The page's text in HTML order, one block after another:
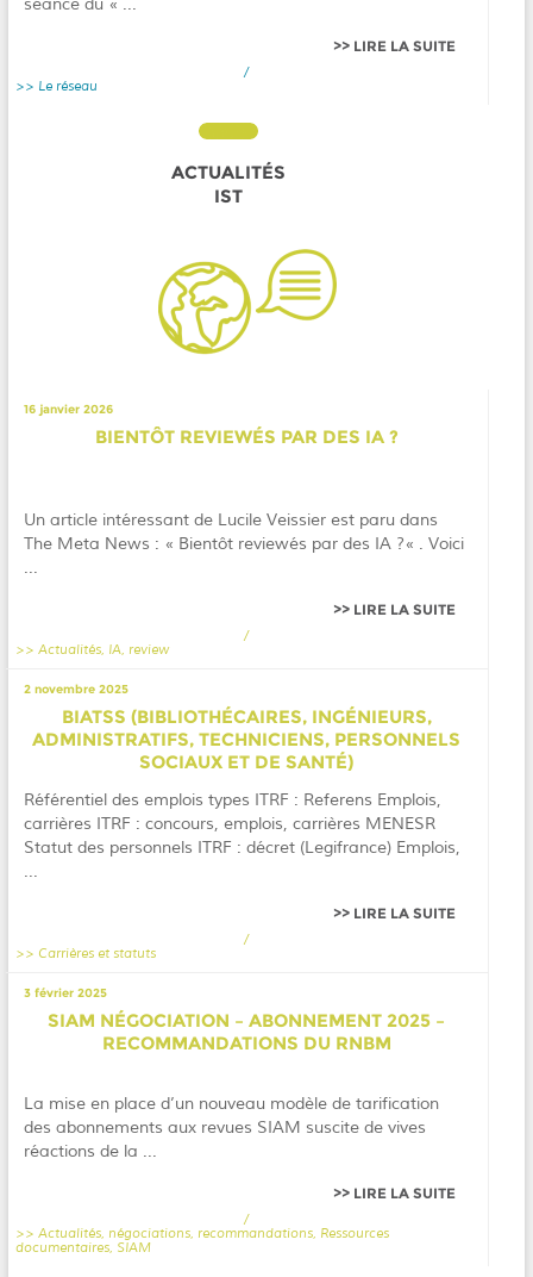
LIRE LA SUITE
/
Le réseau
ACTUALITÉS
IST
BIENTÔT REVIEWÉS PAR DES IA ?
Un article intéressant de Lucile Veissier est paru dans
The Meta News : « Bientôt reviewés par des IA ?« . Voici
...
LIRE LA SUITE
16 janvier 2026
/
Actualités, IA review
BIATSS (BIBLIOTHÉCAIRES, INGÉNIEURS,
ADMINISTRATIFS, TECHNICIENS, PERSONNELS
SOCIAUX ET DE SANTÉ)
Référentiel des emplois types ITRF : Referens Emplois,
carrières ITRF : concours, emplois, carrières MENESR
Statut des personnels ITRF : décret (Legifrance) Emplois,
...
LIRE LA SUITE
2 novembre 2025
/
Carrières et statuts
SIAM NÉGOCIATION – ABONNEMENT 2025 –
RECOMMANDATIONS DU RNBM
La mise en place d’un nouveau modèle de tarification
des abonnements aux revues SIAM suscite de vives
réactions de la ...
LIRE LA SUITE
3 février 2025
/
Actualités, négociations, recommandations, Ressources
documentaires, SIAM